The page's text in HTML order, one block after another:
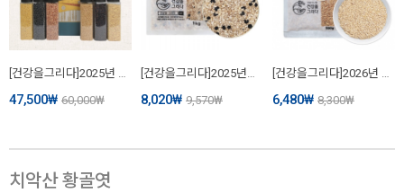
[건강을그리다]2025년 국내산 프리미엄잡곡선물세트 농산물선물세트(찰흑미,찰보리,귀리,서리태,찰기장,찰수수)
47,500₩ 60,000₩
[건강을그리다]2025년산 국내산 저당혼합5곡 저속노화(1kg, 3kg, 10kg)
8,020₩ 9,570₩
[건강을그리다]2026년 국내산 귀리 햇곡(1kg, 3kg)
6,480₩ 8,300₩
치악산 황골엿